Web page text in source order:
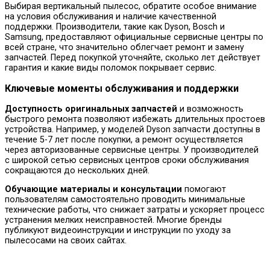
Выбирая вертикальный пылесос, обратите особое внимание
на условия обслуживания и наличие качественной
поддержки. Производители, такие как Dyson, Bosch и
Samsung, предоставляют официальные сервисные центры по
всей стране, что значительно облегчает ремонт и замену
запчастей. Перед покупкой уточняйте, сколько лет действует
гарантия и какие виды поломок покрывает сервис.
Ключевые моменты обслуживания и поддержки
Доступность оригинальных запчастей и возможность
быстрого ремонта позволяют избежать длительных простоев
устройства. Например, у моделей Dyson запчасти доступны в
течение 5-7 лет после покупки, а ремонт осуществляется
через авторизованные сервисные центры. У производителей
с широкой сетью сервисных центров сроки обслуживания
сокращаются до нескольких дней.
Обучающие материалы и консультации помогают
пользователям самостоятельно проводить минимальные
технические работы, что снижает затраты и ускоряет процесс
устранения мелких неисправностей. Многие бренды
публикуют видеоинструкции и инструкции по уходу за
пылесосами на своих сайтах.